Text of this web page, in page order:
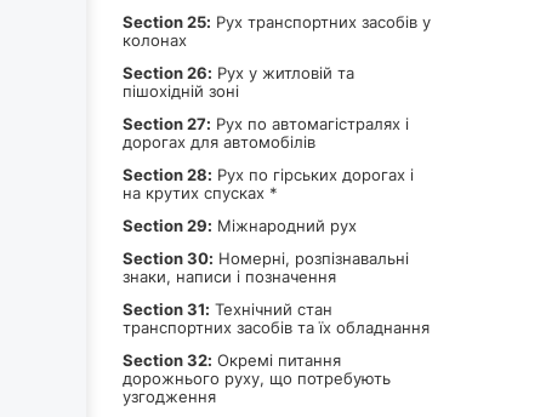
Section 25: Рух транспортних засобів у
колонах
Section 26: Рух у житловій та
пішохідній зоні
Section 27: Рух по автомагістралях і
дорогах для автомобілів
Section 28: Рух по гірських дорогах і
на крутих спусках *
Section 29: Міжнародний рух
Section 30: Номерні, розпізнавальні
знаки, написи і позначення
Section 31: Технічний стан
транспортних засобів та їх обладнання
Section 32: Окремі питання
дорожнього руху, що потребують
узгодження